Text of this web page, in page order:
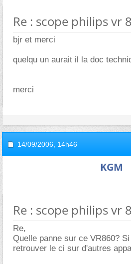
Re : scope philips vr
bjr et merci
quelqu un aurait il la doc
merci
14/09/2006, 14h46
KGM
Re : scope philips vr
Re,
Quelle panne sur ce VR860?
retrouver le ci sur d'autres